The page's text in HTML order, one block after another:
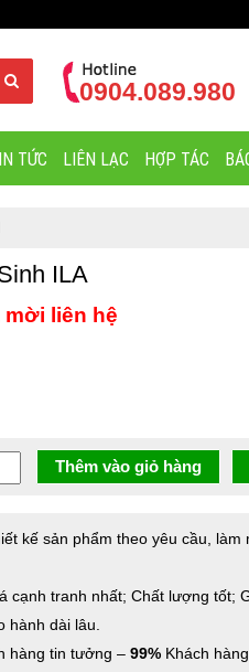
0904.089.980
TỨC LIÊN LẠC HỢP TÁC
ILA
mời liên hệ
Thêm vào giỏ hàng
kế sản phẩm theo yêu cầu, làm
cạnh tranh nhất; Chất lượng tốt;
hành dài lâu.
hàng tin tưởng – 99%Khách